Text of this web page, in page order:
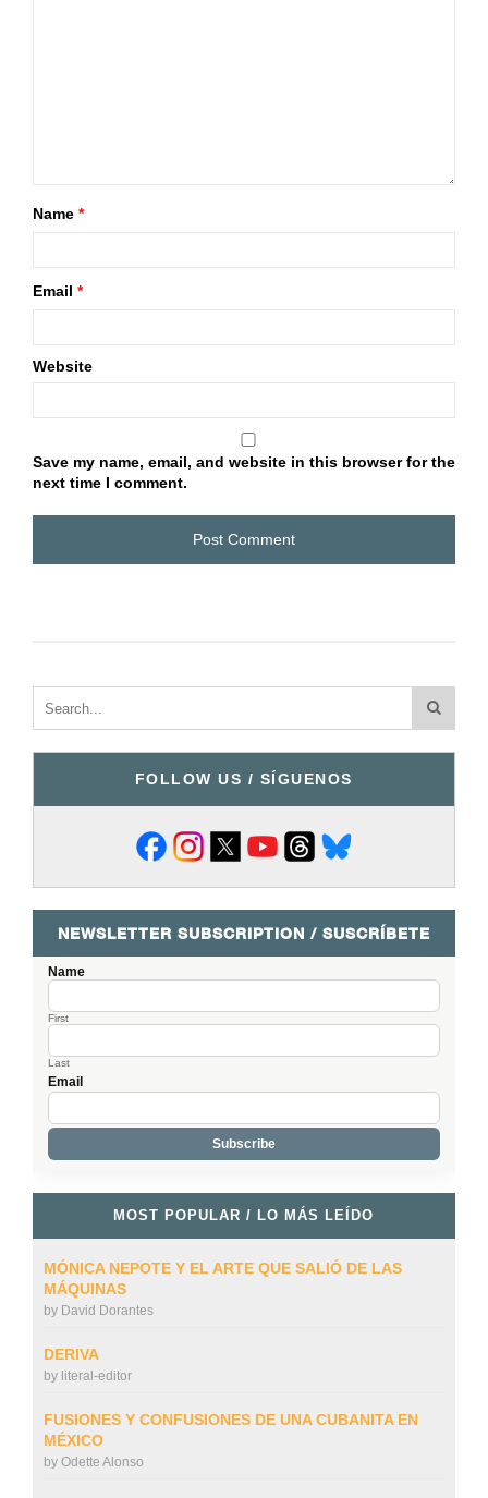
Name *
Email *
Website
Save my name, email, and website in this browser for the
next time I comment.
FOLLOW US / SÍGUENOS
NEWSLETTER SUBSCRIPTION / SUSCRÍBETE
Name
First
Last
Email
MOST POPULAR / LO MÁS LEÍDO
MÓNICA NEPOTE Y EL ARTE QUE SALIÓ DE LAS
MÁQUINAS
by David Dorantes
DERIVA
by literal-editor
FUSIONES Y CONFUSIONES DE UNA CUBANITA EN
MÉXICO
by Odette Alonso